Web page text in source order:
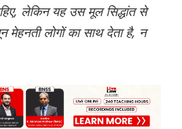
लेकिन यह उस मूल सिद्धांत से
लोगों का साथ देता है, न